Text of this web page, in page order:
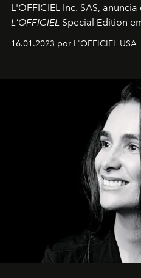
L'OFFICIEL Inc. SAS,
L'OFFICIEL Special Edition
16.01.2023 por L'OFFICIEL USA